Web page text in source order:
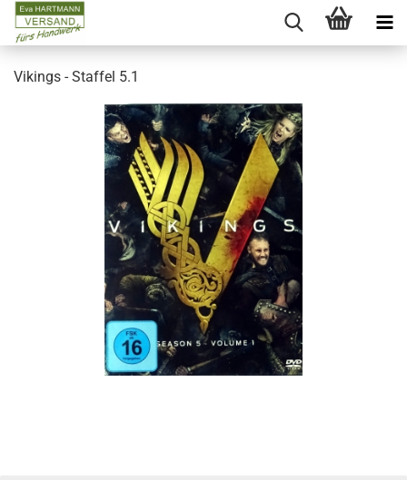
Vikings - Staffel 5.1